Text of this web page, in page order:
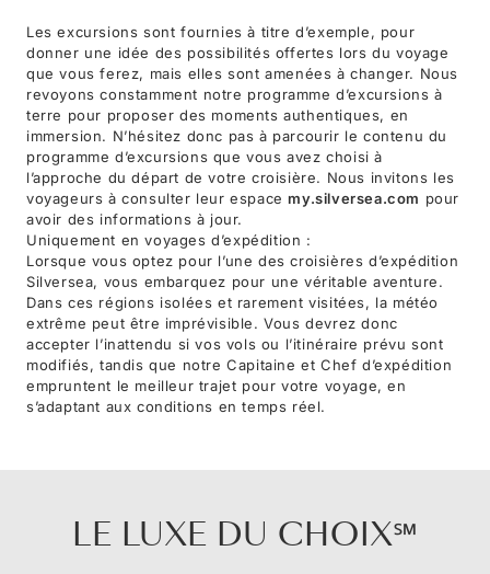
Les excursions sont fournies à titre d’exemple, pour
donner une idée des possibilités offertes lors du voyage
que vous ferez, mais elles sont amenées à changer. Nous
revoyons constamment notre programme d’excursions à
terre pour proposer des moments authentiques, en
immersion. N’hésitez donc pas à parcourir le contenu du
programme d’excursions que vous avez choisi à
l’approche du départ de votre croisière. Nous invitons les
voyageurs à consulter leur espacemy.silversea.com pour
avoir des informations à jour.
Uniquement en voyages d’expédition :
Lorsque vous optez pour l’une des croisières d’expédition
Silversea, vous embarquez pour une véritable aventure.
Dans ces régions isolées et rarement visitées, la météo
extrême peut être imprévisible. Vous devrez donc
accepter l’inattendu si vos vols ou l’itinéraire prévu sont
modifiés, tandis que notre Capitaine et Chef d’expédition
empruntent le meilleur trajet pour votre voyage, en
s’adaptant aux conditions en temps réel.
LE LUXE DU CHOIX℠